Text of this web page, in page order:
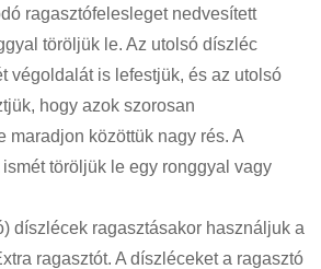
ragasztófelesleget nedvesített
töröljük le. Az utolsó díszléc
végoldalát is lefestjük, és az utolsó
hogy azok szorosan
maradjon közöttük nagy rés. A
töröljük le egy ronggyal vagy
díszlécek ragasztásakor használjuk a
ragasztót. A díszléceket a ragasztó